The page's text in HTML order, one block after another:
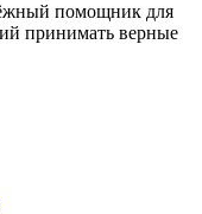
помощник для
принимать верные